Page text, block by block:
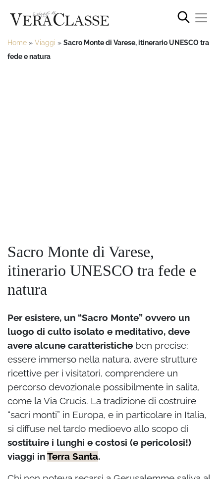
Home » Viaggi » Sacro Monte di Varese, itinerario UNESCO tra
fede e natura
Sacro Monte di Varese,
itinerario UNESCO tra fede e
natura
Per esistere, un “Sacro Monte” ovvero un
luogo di culto isolato e meditativo, deve
avere alcune caratteristiche ben precise:
essere immerso nella natura, avere strutture
ricettive per i visitatori, comprendere un
percorso devozionale possibilmente in salita,
come la Via Crucis. La tradizione di costruire
“sacri monti” in Europa, e in particolare in Italia,
si diffuse nel tardo medioevo allo scopo di
sostituire i lunghi e costosi (e pericolosi!)
viaggi inTerra Santa.